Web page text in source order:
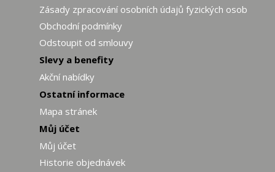
Zásady zpracování osobních údajů fyzických osob
Obchodní podmínky
Odstoupit od smlouvy
Slevy a benefity
Akční nabídky
Ostatní informace
Mapa stránek
Můj účet
Můj účet
Historie objednávek